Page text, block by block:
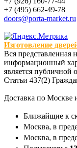
+7 (495) 662-49-78
doors@porta-market.ru
Изготовление
Вся представленная
информационный
является публичной
Статьи 437(2)
Доставка по Москве
Ближайщие к
Москва, в
Москва, в